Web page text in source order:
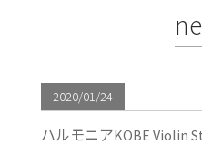
2020/01/24
ハルモニアKOBE Violin